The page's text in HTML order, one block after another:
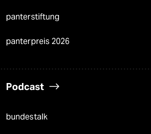
panterstiftung
panterpreis 2026
Podcast
bundestalk